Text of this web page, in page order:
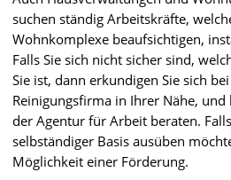
suchen ständig Arbeitskräfte,
Wohnkomplexe beaufsichtigen,
Falls Sie sich nicht sicher sind,
Sie ist, dann erkundigen Sie sich
Reinigungsfirma in Ihrer Nähe, und
der Agentur für Arbeit beraten.
selbständiger Basis ausüben
Möglichkeit einer Förderung.